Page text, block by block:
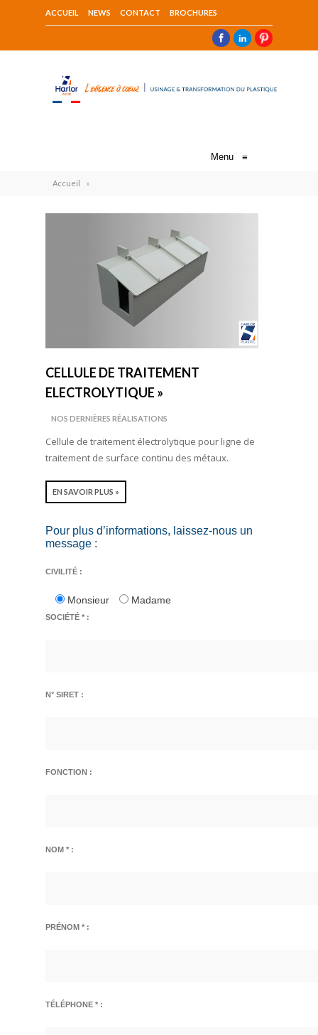
ACCUEIL NEWS CONTACT BROCHURES
Menu ≡
Accueil »
CELLULE DE TRAITEMENT
ELECTROLYTIQUE »
NOS DERNIÈRES RÉALISATIONS
Cellule de traitement électrolytique pour ligne de
traitement de surface continu des métaux.
EN SAVOIR PLUS »
Pour plus d’informations, laissez-nous un
message :
CIVILITÉ :
Monsieur Madame
SOCIÉTÉ * :
N° SIRET :
FONCTION :
NOM * :
PRÉNOM * :
TÉLÉPHONE * :